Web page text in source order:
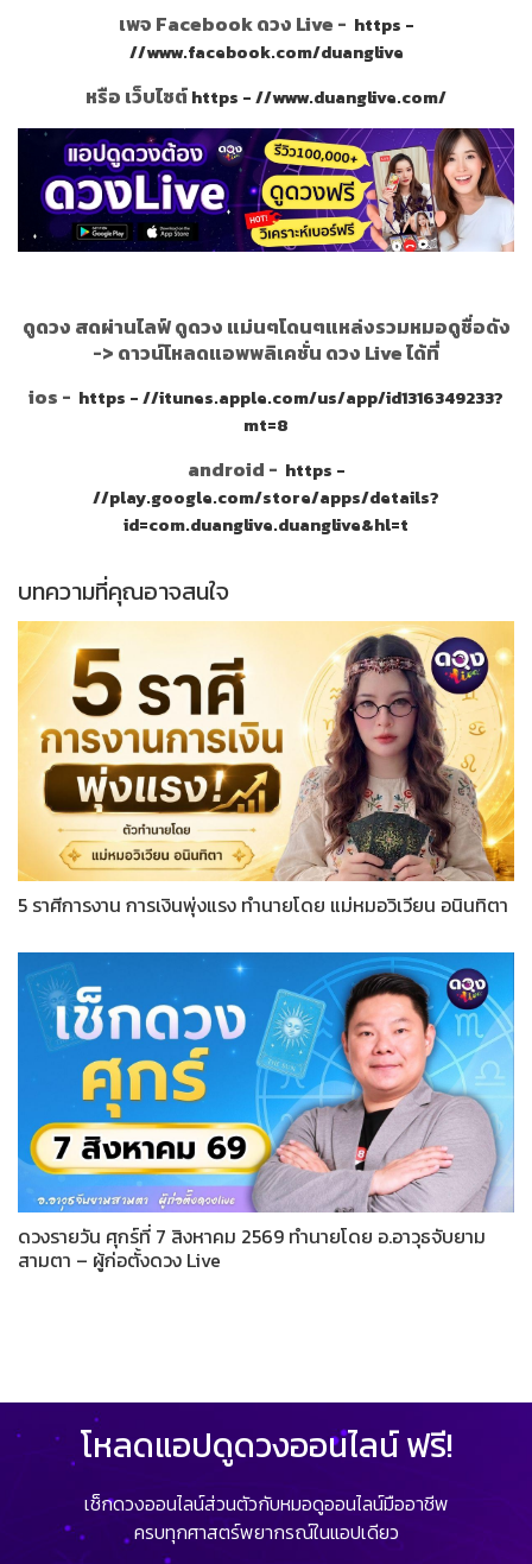
เพจ Facebook ดวง Live - https -
//www.facebook.com/duanglive
หรือ เว็บไซต์https - //www.duanglive.com/
ดูดวง สดผ่านไลฟ์ ดูดวง แม่นๆโดนๆแหล่งรวมหมอดูชื่อดัง
-> ดาวน์โหลดแอพพลิเคชั่น ดวง Live ได้ที่
ios - https - //itunes.apple.com/us/app/id1316349233?
mt=8
android - https -
//play.google.com/store/apps/details?
id=com.duanglive.duanglive&hl=t
บทความที่คุณอาจสนใจ
5 ราศีการงาน การเงินพุ่งแรง ทำนายโดย แม่หมอวิเวียน อนินทิตา
ดวงรายวัน ศุกร์ที่ 7 สิงหาคม 2569 ทำนายโดย อ.อาวุธจับยาม
สามตา – ผู้ก่อตั้งดวง Live
โหลดแอปดูดวงออนไลน์ ฟรี!
เช็กดวงออนไลน์ส่วนตัวกับหมอดูออนไลน์มืออาชีพ
ครบทุกศาสตร์พยากรณ์ในแอปเดียว